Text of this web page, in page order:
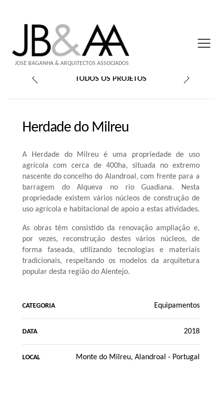
JOSÉ BAGANHA & ARQUITECTOS ASSOCIADOS
TODOS OS PROJETOS
Herdade do Milreu
A Herdade do Milreu é uma propriedade de uso
agrícola com cerca de 400ha, situada no extremo
nascente do concelho do Alandroal, com frente para a
barragem do Alqueva no rio Guadiana. Nesta
propriedade existem vários núcleos de construção de
uso agrícola e habitacional de apoio a estas atividades.
As obras têm consistido da renovação ampliação e,
por vezes, reconstrução destes vários núcleos, de
forma faseada, utilizando tecnologias e materiais
tradicionais, respeitando os modelos da arquitetura
popular desta região do Alentejo.
CATEGORIA Equipamentos
DATA 2018
LOCAL Monte do Milreu, Alandroal - Portugal